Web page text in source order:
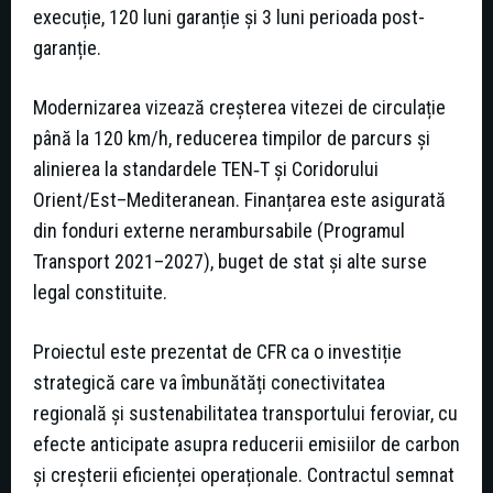
execuție, 120 luni garanție și 3 luni perioada post-
garanție.
Modernizarea vizează creșterea vitezei de circulație
până la 120 km/h, reducerea timpilor de parcurs și
alinierea la standardele TEN‑T și Coridorului
Orient/Est–Mediteranean. Finanțarea este asigurată
din fonduri externe nerambursabile (Programul
Transport 2021–2027), buget de stat și alte surse
legal constituite.
Proiectul este prezentat de CFR ca o investiție
strategică care va îmbunătăți conectivitatea
regională și sustenabilitatea transportului feroviar, cu
efecte anticipate asupra reducerii emisiilor de carbon
și creșterii eficienței operaționale. Contractul semnat